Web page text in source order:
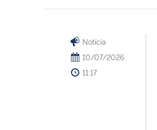
Notícia
10/07/2026
11:17